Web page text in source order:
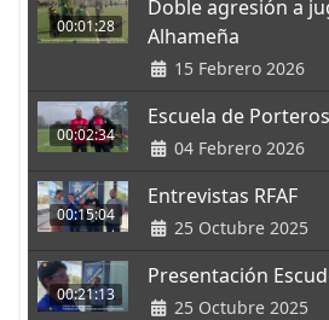
00:01:28
Doble agresión a
Alhameña
15 Febrero 2026
00:02:34
Escuela de Porteros
04 Febrero 2026
00:15:04
Entrevistas RFAF
25 Octubre 2025
00:21:13
Presentación
25 Octubre 2025